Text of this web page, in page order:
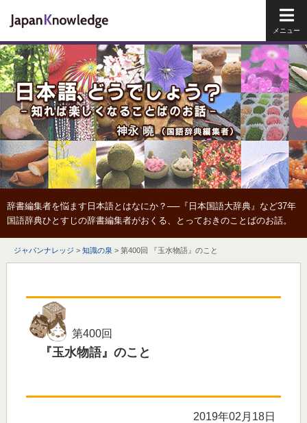
辞書編集者を悩ます日本語とはなにか？──『日本国語大辞典』など37年
国語辞典ひとすじの辞書編集者がおくる、とっておきのことばのお話。
ジャパンナレッジ > 知識の泉 > 第400回 『玉水物語』のこと
第400回
『玉水物語』のこと
2019年02月18日